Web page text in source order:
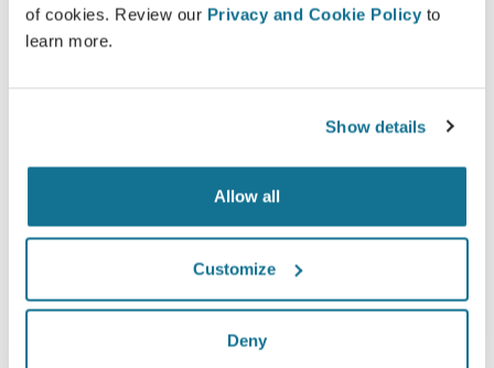
of cookies. Review our Privacy and Cookie Policy to
learn more.
Show details
Allow all
Customize
Deny
100% der Frauen gaben an, entweder zufrieden
oder sehr zufrieden mit dem Ergebnis ihrer
*Online-Befragung von Brustvergrößerungspatientinnen, die
der Schweiz unterzogen haben.